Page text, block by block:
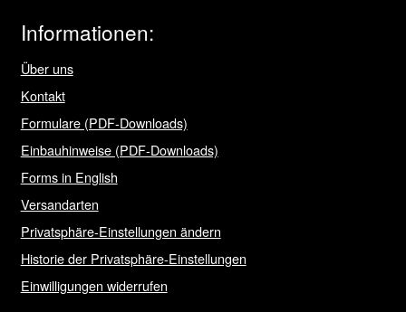
Informationen:
Über uns
Kontakt
Formulare (PDF-Downloads)
Einbauhinweise (PDF-Downloads)
Forms in English
Versandarten
Privatsphäre-Einstellungen ändern
Historie der Privatsphäre-Einstellungen
Einwilligungen widerrufen